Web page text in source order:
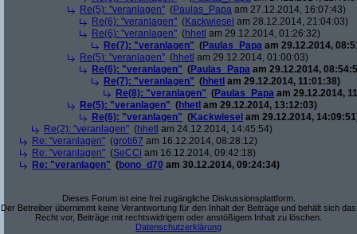
Re(5): "veranlagen" (Paulas_Papa am 27.12.2014, 16:07:43)
Re(6): "veranlagen" (Kackwiesel am 28.12.2014, 21:04:03)
Re(6): "veranlagen" (hhetl am 29.12.2014, 01:26:32)
Re(7): "veranlagen" (Paulas_Papa am 29.12.2014,
Re(5): "veranlagen" (hhetl am 29.12.2014, 01:00:03)
Re(6): "veranlagen" (Paulas_Papa am 29.12.2014,
Re(7): "veranlagen" (hhetl am 29.12.2014, 11:01:38)
Re(8): "veranlagen" (Paulas_Papa am 29.12.2014,
Re(5): "veranlagen" (hhetl am 29.12.2014, 13:12:03)
Re(6): "veranlagen" (Kackwiesel am 29.12.2014,
Re(2): "veranlagen" (hhetl am 24.12.2014, 14:45:54)
Re: "veranlagen" (groti67 am 16.12.2014, 08:28:12)
Re: "veranlagen" (SeCCi am 16.12.2014, 09:42:18)
Re: "veranlagen" (bono_d70 am 30.12.2014, 09:24:34)
Dieses Forum ist eine frei zugängliche Diskussionsplattform.
Der Betreiber übernimmt keine Verantwortung für den Inhalt der Beiträge und behält sich das
Recht vor, Beiträge mit rechtswidrigem oder anstößigem Inhalt zu löschen.
Datenschutzerklärung